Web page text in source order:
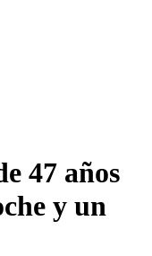
47 años
y un